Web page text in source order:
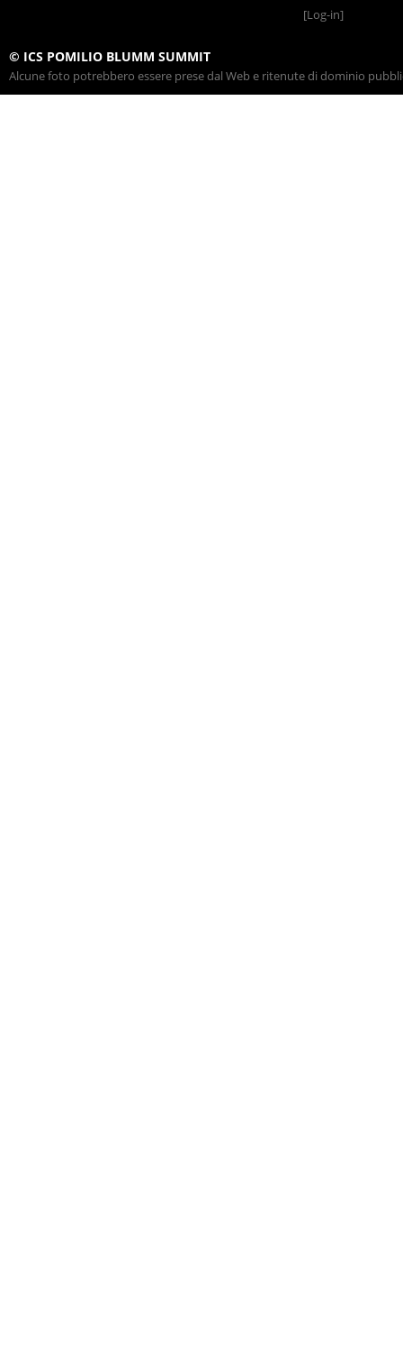
[Log-in]
© ICS POMILIO BLUMM SUMMIT
Alcune foto potrebbero essere prese dal Web e ritenute di dominio